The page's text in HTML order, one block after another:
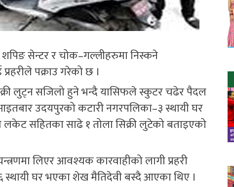
शपिङ सेन्टर र चोक–गल्लीहरुमा निस्कने
पक्राउ गरेको छ ।
लुट्न सजिलो हुने भन्दै यासिफले स्कुटर चढेर पैदल
उदयपुरको कटारी नगरपलिका–३ स्थायी घर
लकेट सहितका साढे १ तोला सिक्री लुटेको बताइएको
लिएर आवश्यक कारवाहीको लागी प्रहरी
घर भएका शेख मैतिदेवी बस्दै आएका थिए ।